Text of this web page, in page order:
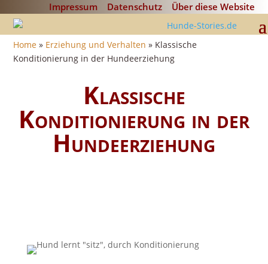
Impressum Datenschutz Über diese Website
Home » Erziehung und Verhalten » Klassische
Konditionierung in der Hundeerziehung
Klassische
Konditionierung in der
Hundeerziehung